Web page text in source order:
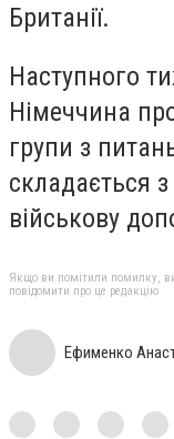
Британії.
Наступного
Німеччина
групи з
складається
військову
Якщо ви помітили помилку,
повідомити про це редакцію
Ефименко